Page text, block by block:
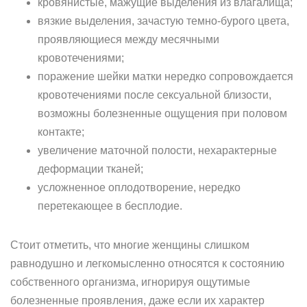
кровянистые, мажущие выделения из влагалища;
вязкие выделения, зачастую темно-бурого цвета,
проявляющиеся между месячными
кровотечениями;
поражение шейки матки нередко сопровождается
кровотечениями после сексуальной близости,
возможны болезненные ощущения при половом
контакте;
увеличение маточной полости, нехарактерные
деформации тканей;
усложненное оплодотворение, нередко
перетекающее в бесплодие.
Стоит отметить, что многие женщины слишком
равнодушно и легкомысленно относятся к состоянию
собственного организма, игнорируя ощутимые
болезненные проявления, даже если их характер